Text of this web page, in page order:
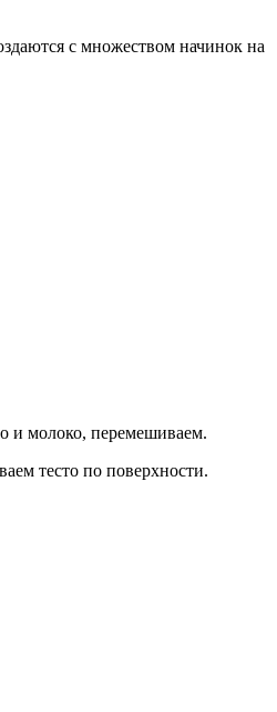
с множеством начинок на
и молоко, перемешиваем.
тесто по поверхности.